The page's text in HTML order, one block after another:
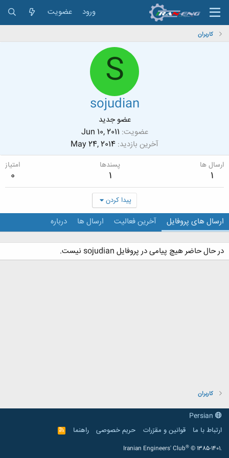
ورود عضویت
کاربران
S
sojudian
عضو جدید
عضویت Jun 10, 2011
آخرین بازدید May 24, 2014
ارسال ها
1
پسندها
1
امتیاز
0
پیدا کردن
ارسال های پروفایل آخرین فعالیت ارسال ها درباره
در حال حاضر هیچ پیامی در پروفایل sojudian نیست.
کاربران
ارتباط با ما
قوانین و مقرّرات حریم خصوصی راهنما
R
S
Iranian Engineers' Club® © 1385-1401.